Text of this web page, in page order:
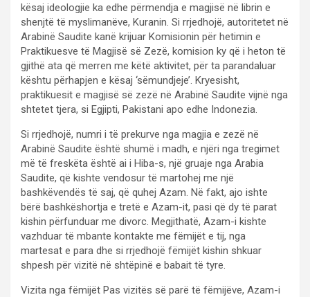
kësaj ideologjie ka edhe përmendja e magjisë në librin e
shenjtë të myslimanëve, Kuranin. Si rrjedhojë, autoritetet në
Arabinë Saudite kanë krijuar Komisionin për hetimin e
Praktikuesve të Magjisë së Zezë, komision ky që i heton të
gjithë ata që merren me këtë aktivitet, për ta parandaluar
kështu përhapjen e kësaj ‘sëmundjeje’. Kryesisht,
praktikuesit e magjisë së zezë në Arabinë Saudite vijnë nga
shtetet tjera, si Egjipti, Pakistani apo edhe Indonezia.
Si rrjedhojë, numri i të prekurve nga magjia e zezë në
Arabinë Saudite është shumë i madh, e njëri nga tregimet
më të freskëta është ai i Hiba-s, një gruaje nga Arabia
Saudite, që kishte vendosur të martohej me një
bashkëvendës të saj, që quhej Azam. Në fakt, ajo ishte
bërë bashkëshortja e tretë e Azam-it, pasi që dy të parat
kishin përfunduar me divorc. Megjithatë, Azam-i kishte
vazhduar të mbante kontakte me fëmijët e tij, nga
martesat e para dhe si rrjedhojë fëmijët kishin shkuar
shpesh për vizitë në shtëpinë e babait të tyre.
Vizita nga fëmijët Pas vizitës së parë të fëmijëve, Azam-i